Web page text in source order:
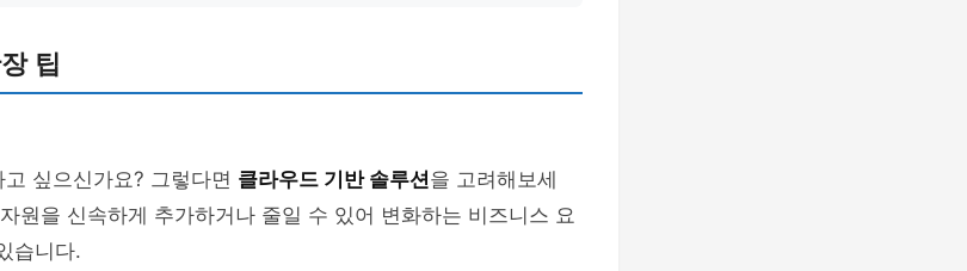
팁
싶으신가요? 그렇다면 클라우드 기반 솔루션을 고려해보세
원을 신속하게 추가하거나 줄일 수 있어 변화하는 비즈니스 요
습니다.